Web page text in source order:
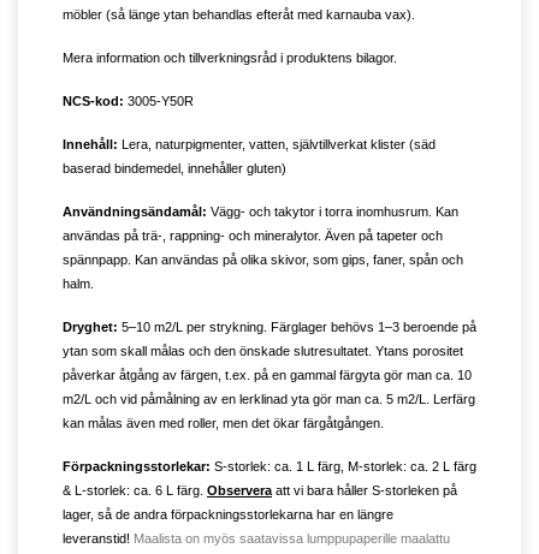
möbler (så länge ytan behandlas efteråt med karnauba vax).
Mera information och tillverkningsråd i produktens bilagor.
NCS-kod: 3005-Y50R
Innehåll: Lera, naturpigmenter, vatten, självtillverkat klister (säd
baserad bindemedel, innehåller gluten)
Användningsändamål: Vägg- och takytor i torra inomhusrum. Kan
användas på trä-, rappning- och mineralytor. Även på tapeter och
spännpapp. Kan användas på olika skivor, som gips, faner, spån och
halm.
Dryghet: 5–10 m2/L per strykning. Färglager behövs 1–3 beroende på
ytan som skall målas och den önskade slutresultatet. Ytans porositet
påverkar åtgång av färgen, t.ex. på en gammal färgyta gör man ca. 10
m2/L och vid påmålning av en lerklinad yta gör man ca. 5 m2/L. Lerfärg
kan målas även med roller, men det ökar färgåtgången.
Förpackningsstorlekar: S-storlek: ca. 1 L färg, M-storlek: ca. 2 L färg
& L-storlek: ca. 6 L färg. Observera att vi bara håller S-storleken på
lager, så de andra förpackningsstorlekarna har en längre
leveranstid! Maalista on myös saatavissa lumppupaperille maalattu